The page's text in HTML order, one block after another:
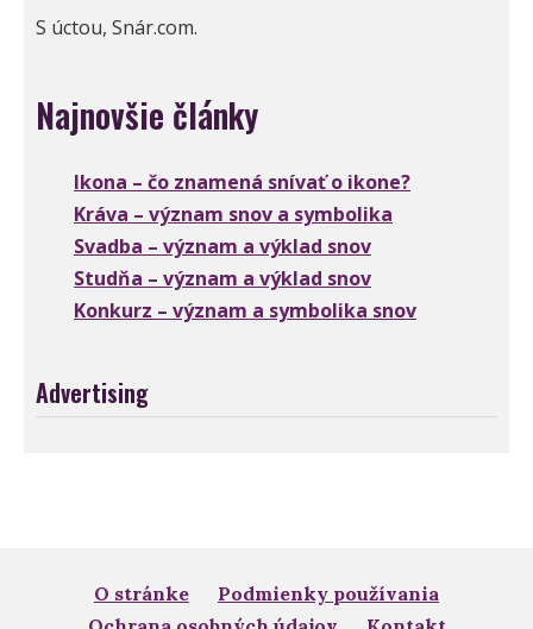
S úctou, Snár.com.
Najnovšie články
Ikona – čo znamená snívať o ikone?
Kráva – význam snov a symbolika
Svadba – význam a výklad snov
Studňa – význam a výklad snov
Konkurz – význam a symbolika snov
Advertising
O stránke
Podmienky používania